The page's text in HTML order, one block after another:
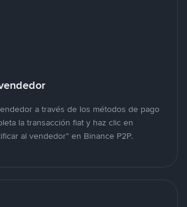
a través de los métodos de pago
la transacción fiat y haz clic en
al vendedor" en Binance P2P.